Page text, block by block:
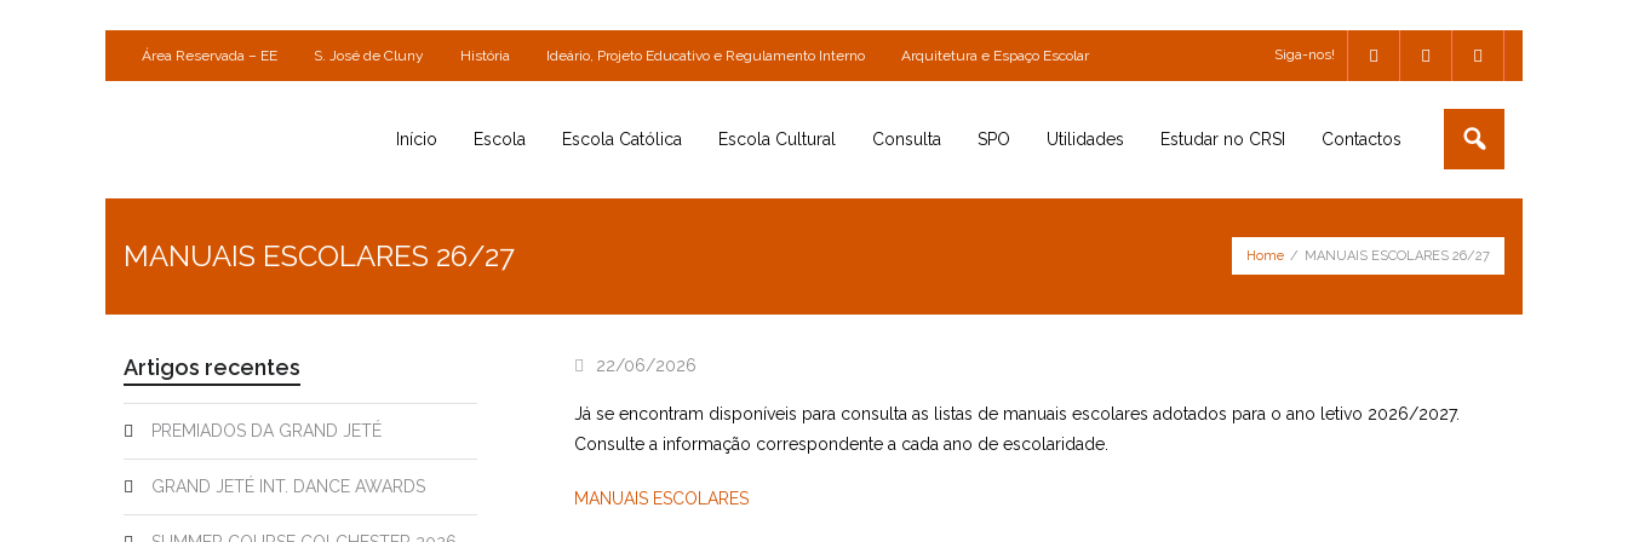
Área Reservada – EE S. José de Cluny História Ideário, Projeto Educativo e Regulamento Interno Arquitetura e Espaço Escolar Siga-nos!
Início Escola Escola Católica Escola Cultural Consulta SPO Utilidades Estudar no CRSI Contactos
MANUAIS ESCOLARES 26/27 Home / MANUAIS ESCOLARES 26/27
22/06/2026
Já se encontram disponíveis para consulta as listas de manuais escolares adotados para o ano letivo 2026/2027.
Consulte a informação correspondente a cada ano de escolaridade.
MANUAIS ESCOLARES
Artigos recentes
PREMIADOS DA GRAND JETÉ
GRAND JETÉ INT. DANCE AWARDS